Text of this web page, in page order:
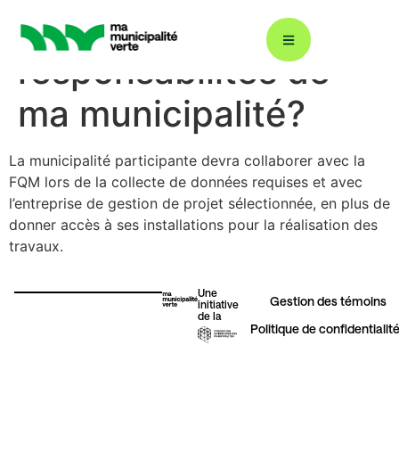
Décarbonation : ÉcoÉnergie 360
Plans climat
Gestion durable de l’eau
Quelles seront les
responsabilités de
ma municipalité?
La municipalité participante devra collaborer avec la
FQM lors de la collecte de données requises et avec
l’entreprise de gestion de projet sélectionnée, en plus de
donner accès à ses installations pour la réalisation des
travaux.
Une
initiative
de la
Gestion des témoins​
Politique de confidentialité